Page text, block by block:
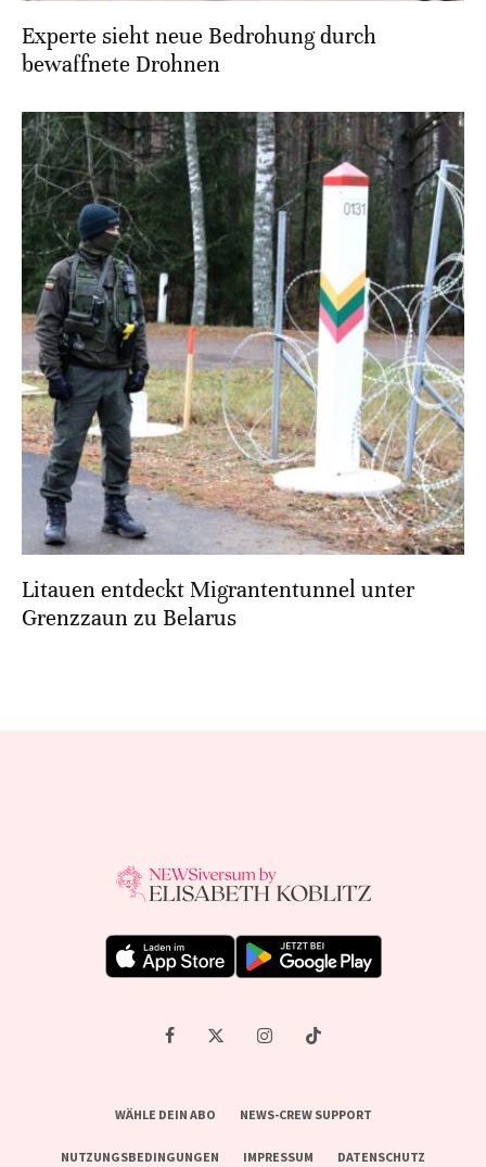
Experte sieht neue Bedrohung durch
bewaffnete Drohnen
Litauen entdeckt Migrantentunnel unter
Grenzzaun zu Belarus
WÄHLE DEIN ABO NEWS-CREW SUPPORT
NUTZUNGSBEDINGUNGEN IMPRESSUM DATENSCHUTZ